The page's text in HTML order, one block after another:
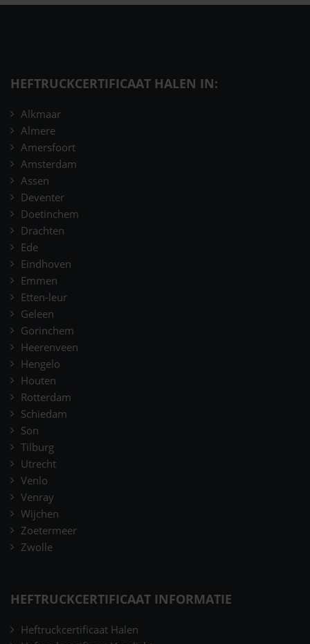
HEFTRUCKCERTIFICAAT HALEN IN:
Alkmaar
Almere
Amersfoort
Amsterdam
Assen
Deventer
Doetinchem
Drachten
Ede
Eindhoven
Emmen
Etten-leur
Geleen
Gorinchem
Heerenveen
Hengelo
Houten
Rotterdam
Schiedam
Son
Tilburg
Utrecht
Venlo
Venray
Wijchen
Zoetermeer
Zwolle
HEFTRUCKCERTIFICAAT INFORMATIE
Heftruckcertificaat Halen